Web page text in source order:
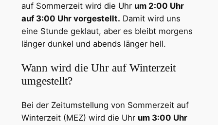
auf Sommerzeit wird die Uhr um 2:00 Uhr
auf 3:00 Uhr vorgestellt. Damit wird uns
eine Stunde geklaut, aber es bleibt morgens
länger dunkel und abends länger hell.
Wann wird die Uhr auf Winterzeit
umgestellt?
Bei der Zeitumstellung von Sommerzeit auf
Winterzeit (MEZ) wird die Uhr um 3:00 Uhr